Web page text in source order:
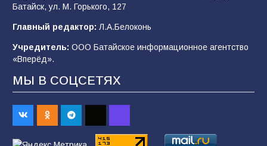
после выборов: в Госдуме дали ответ
103 06.08.2026
В детском саду № 35 дети освоили
строительные профессии в ходе
спортивного праздника
07.08.2026
Батайск, ул. М. Горького, 127
Главный редактор: Л.А.Белоконь
Учредитель: ООО Батайское информационное агентство
«Вперёд».
МЫ В СОЦСЕТЯХ